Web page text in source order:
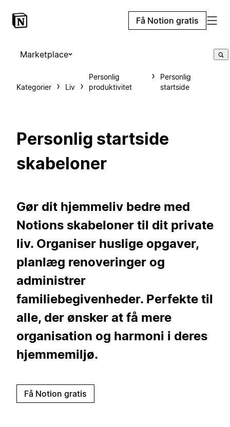
Få Notion gratis
Marketplace
Kategorier Liv
Personlig
produktivitet
Personlig
startside
Personlig startside
skabeloner
Gør dit hjemmeliv bedre med
Notions skabeloner til dit private
liv. Organiser huslige opgaver,
planlæg renoveringer og
administrer
familiebegivenheder. Perfekte til
alle, der ønsker at få mere
organisation og harmoni i deres
hjemmemiljø.
Få Notion gratis